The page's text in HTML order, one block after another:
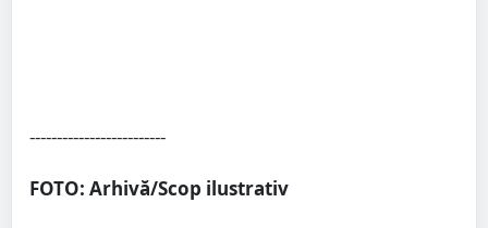
-------------------------
FOTO: Arhivă/Scop ilustrativ